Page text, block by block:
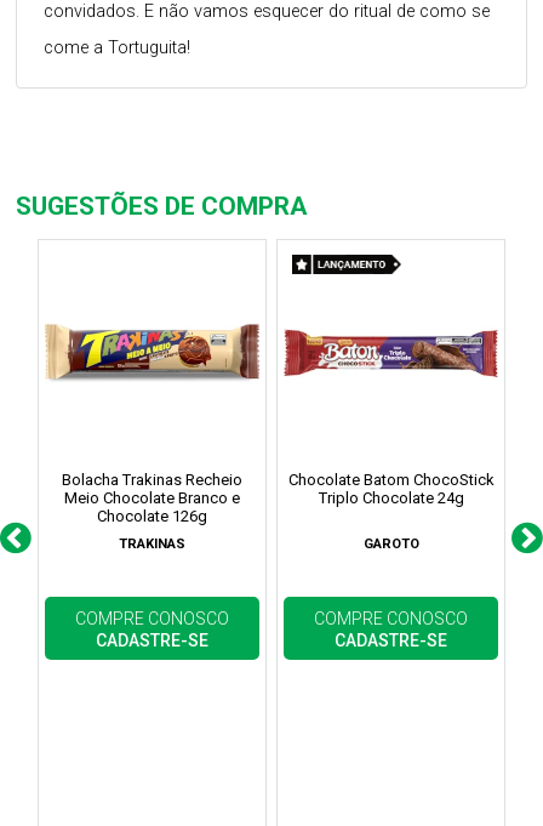
convidados. E não vamos esquecer do ritual de como se
come a Tortuguita!
SUGESTÕES DE COMPRA
Bolacha Trakinas Recheio
Meio Chocolate Branco e
Chocolate 126g
TRAKINAS
COMPRE CONOSCO
CADASTRE-SE
Chocolate Batom ChocoStick
Triplo Chocolate 24g
GAROTO
COMPRE CONOSCO
CADASTRE-SE